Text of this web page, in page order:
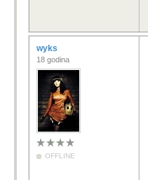
wyks
18 godina
OFFLINE